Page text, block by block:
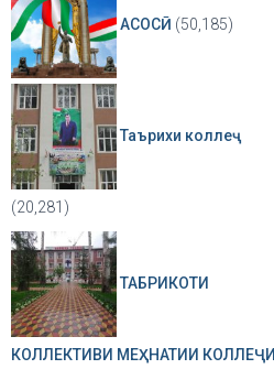
АСОСӢ (50,185)
Таърихи коллеҷ
(20,281)
ТАБРИКОТИ
КОЛЛЕКТИВИ МЕҲНАТИИ КОЛЛЕҶИ